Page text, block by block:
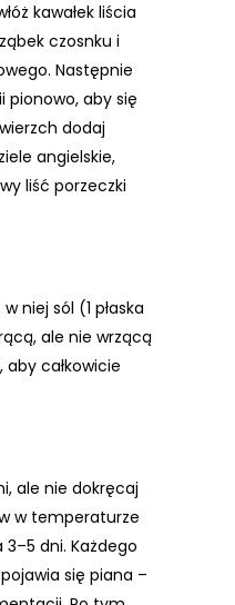
kawałek liścia
czosnku i
Następnie
pionowo, aby się
dodaj
angielskie,
liść porzeczki
niej sól (1 płaska
ale nie wrzącą
całkowicie
ale nie dokręcaj
w temperaturze
dni. Każdego
się piana –